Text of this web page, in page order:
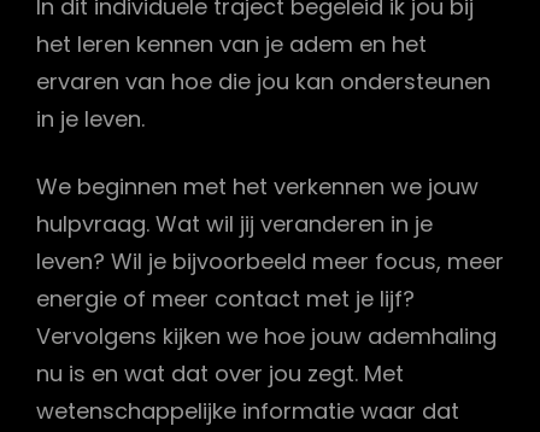
In dit individuele traject begeleid ik jou bij
het leren kennen van je adem en het
ervaren van hoe die jou kan ondersteunen
in je leven.
We beginnen met het verkennen we jouw
hulpvraag. Wat wil jij veranderen in je
leven? Wil je bijvoorbeeld meer focus, meer
energie of meer contact met je lijf?
Vervolgens kijken we hoe jouw ademhaling
nu is en wat dat over jou zegt. Met
wetenschappelijke informatie waar dat